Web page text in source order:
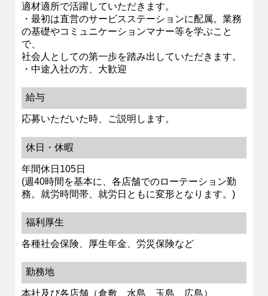
適材適所で活躍していただきます。
・最初は直営のサービスステーションに配属。業務
の基礎やコミュニケーションマナー等を学ぶこと
で、
社会人としての第一歩を踏み出していただきます。
・中途入社の方、大歓迎
給与
応募いただいた時、ご説明します。
休日・休暇
年間休日105日
(週40時間を基本に、各店舗でのローテーション勤
務。就労時間帯、就労日ともに変形となります。)
福利厚生
各種社会保険、厚生年金、労災保険など
勤務地
本社及び各店舗（倉敷、水島、玉島、広島）